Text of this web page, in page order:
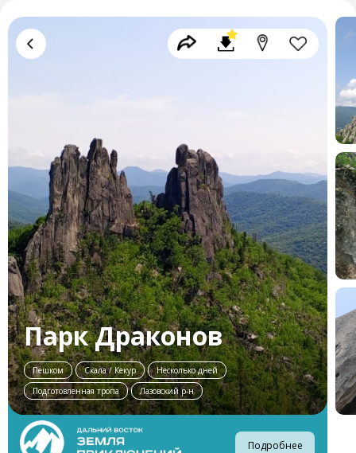
Парк Драконов
Пешком Скала / Кекур
Несколько дней
Подготовленная тропа
Лазовский р-н
Подробнее